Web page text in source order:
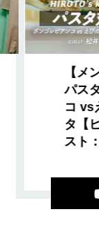
【メ
パス
コ vs
タ【
スト